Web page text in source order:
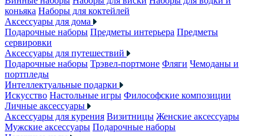
коньяка Наборы для коктейлей
Аксессуары для дома
Подарочные наборы Предметы интерьера Предметы
сервировки
Аксессуары для путешествий
Подарочные наборы Трэвел-портмоне Фляги Чемоданы и
портпледы
Интеллектуальные подарки
Искусство Настольные игры Философские композиции
Личные аксессуары
Аксессуары для курения Визитницы Женские аксессуары
Мужские аксессуары Подарочные наборы